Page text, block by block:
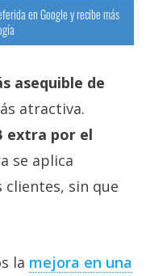
en Google y recibe más
asequible de
atractiva.
extra por el
se aplica
sin que
la mejora en una